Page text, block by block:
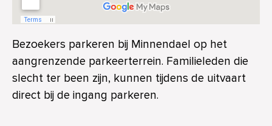
Bezoekers parkeren bij Minnendael op het
aangrenzende parkeerterrein. Familieleden die
slecht ter been zijn, kunnen tijdens de uitvaart
direct bij de ingang parkeren.